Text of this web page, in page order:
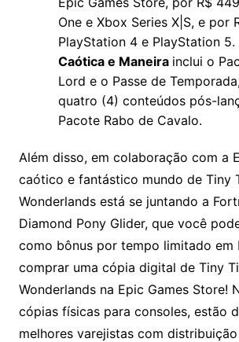
One e Xbox Series X|S, e por
PlayStation 4 e PlayStation 5.
Caótica e Maneira inclui o
Lord e o Passe de
quatro (4) conteúdos pós-
Pacote Rabo de Cavalo.
Além disso, em colaboração com a
caótico e fantástico mundo de Tiny
Wonderlands está se juntando a
Diamond Pony Glider, que você
como bônus por tempo limitado em
comprar uma cópia digital de Tiny
Wonderlands na Epic Games Store!
cópias físicas para consoles, estão
melhores varejistas com